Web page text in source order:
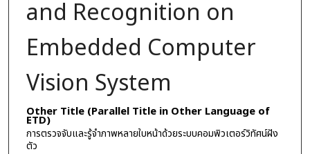
and Recognition on
Embedded Computer
Vision System
Other Title (Parallel Title in Other Language of
ETD)
การตรวจจับและรู้จำภาพหลายใบหน้าด้วยระบบคอมพิวเตอร์วิทัศน์ฝัง
ตัว